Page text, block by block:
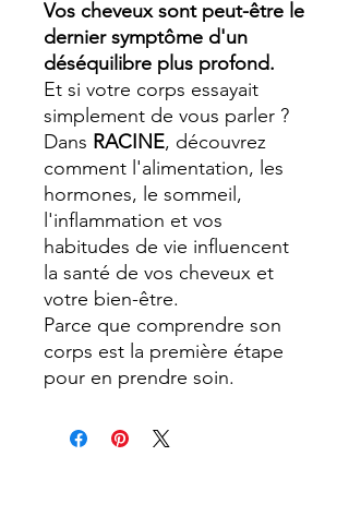
Vos cheveux sont peut-être le
dernier symptôme d'un
déséquilibre plus profond.
Et si votre corps essayait
simplement de vous parler ?
Dans RACINE, découvrez
comment l'alimentation, les
hormones, le sommeil,
l'inflammation et vos
habitudes de vie influencent
la santé de vos cheveux et
votre bien-être.
Parce que comprendre son
corps est la première étape
pour en prendre soin.